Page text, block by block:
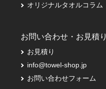
オリジナルタオルコラム
お問い合わせ・お見積り
お見積り
info@towel-shop.jp
お問い合わせフォーム